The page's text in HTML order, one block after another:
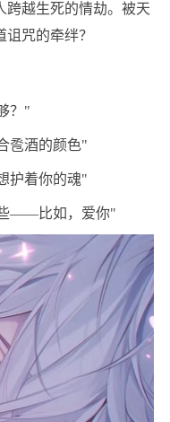
跨越生死的情劫。被天
咒的牵绊？
？"
卺酒的颜色"
护着你的魂"
——比如，爱你"